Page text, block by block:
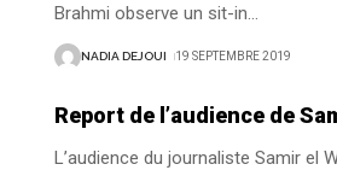
Brahmi observe un sit-in…
NADIA DEJOUI 19 SEPTEMBRE 2019
Report de l’audience de
L’audience du journaliste Samir el